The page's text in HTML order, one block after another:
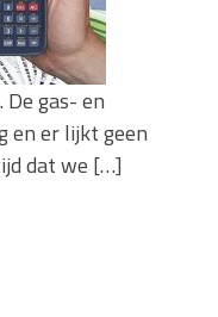
gas- en
en er lijkt geen
dat we […]